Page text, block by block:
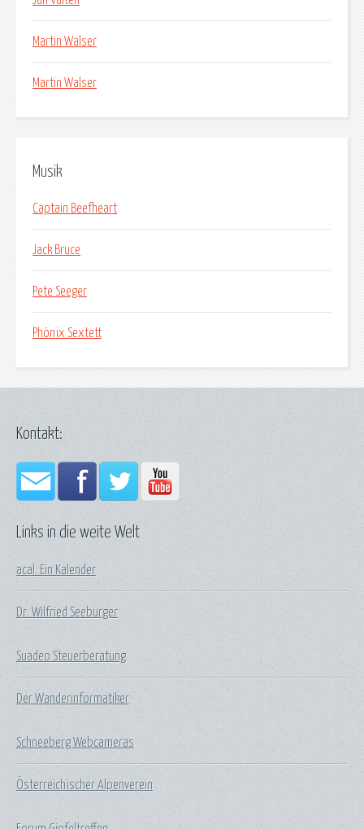
Martin Walser
Martin Walser
Musik
Captain Beefheart
Jack Bruce
Pete Seeger
Phönix Sextett
Links in die weite Welt
acal: Ein Kalender
Dr. Wilfried Seeburger
Suadeo Steuerberatung
Der Wanderinformatiker
Schneeberg Webcameras
Österreichischer Alpenverein
Kontakt: